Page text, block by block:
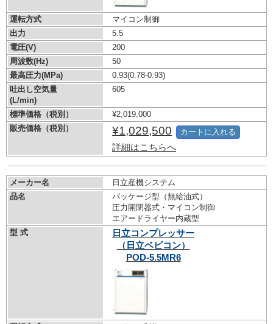
運転方式
マイコン制御
出力
5.5
電圧(V)
200
周波数(Hz)
50
最高圧力(MPa)
0.93(0.78-0.93)
吐出し空気量
(L/min)
605
標準価格（税別）
¥2,019,000
販売価格（税別）
¥1,029,500
詳細はこちらへ
カートに入れる
メーカー名
日立産機システム
品名
パッケージ型（無給油式）
圧力開閉器式・マイコン制御
エアードライヤー内蔵型
型 式
日立コンプレッサー
（日立ベビコン）
POD-5.5MR6